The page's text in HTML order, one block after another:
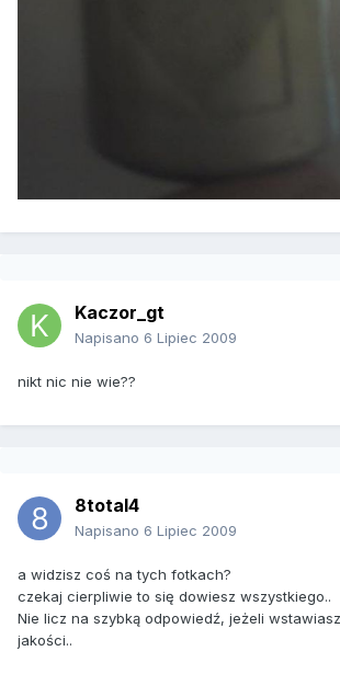
Kaczor_gt
Napisano 6 Lipiec 2009
nikt nic nie wie??
8total4
Napisano 6 Lipiec 2009
a widzisz coś na tych fotkach?
czekaj cierpliwie to się dowiesz wszystkiego..
Nie licz na szybką odpowiedź, jeżeli
jakości..